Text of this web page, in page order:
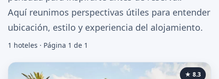
Aquí reunimos perspectivas útiles para entender
ubicación, estilo y experiencia del alojamiento.
1 hoteles · Página 1 de 1
★ 8.3